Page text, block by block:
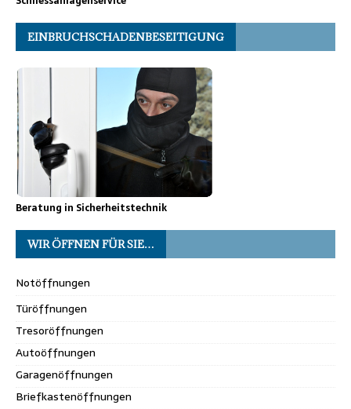
EINBRUCHSCHADENBESEITIGUNG
Beratung in Sicherheitstechnik
WIR ÖFFNEN FÜR SIE…
Notöffnungen
Türöffnungen
Tresoröffnungen
Autoöffnungen
Garagenöffnungen
Briefkastenöffnungen